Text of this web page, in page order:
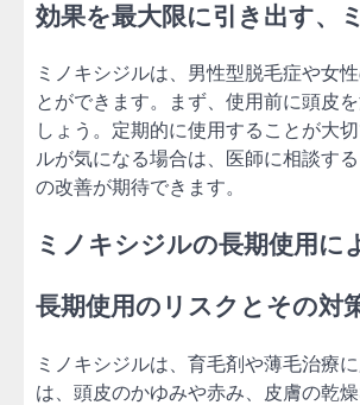
効果を最大限に引き出す、
ミノキシジルは、男性型脱毛症や女
とができます。まず、使用前に頭皮
しょう。定期的に使用することが大
ルが気になる場合は、医師に相談す
の改善が期待できます。
ミノキシジルの長期使用に
長期使用のリスクとその対
ミノキシジルは、育毛剤や薄毛治療
は、頭皮のかゆみや赤み、皮膚の乾